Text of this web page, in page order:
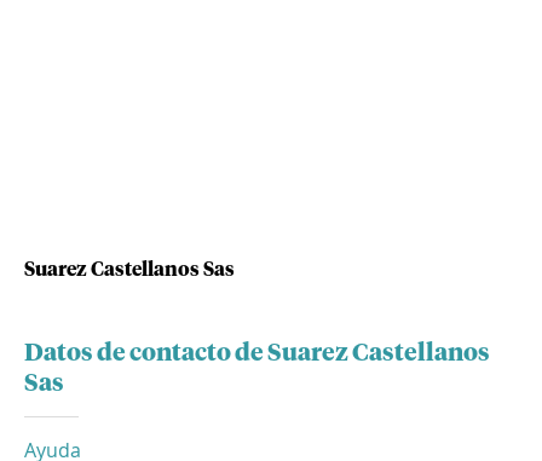
Suarez Castellanos Sas
Datos de contacto de Suarez Castellanos
Sas
Ayuda